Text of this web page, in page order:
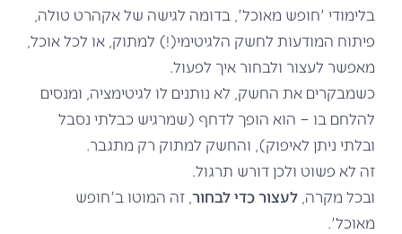
בלימודי 'חופש מאוכל', בדומה לגישה של אקהרט טולה,
פיתוח המודעות לחשק הלגיטימי(!) למתוק, או לכל אוכל,
מאפשר לעצור ולבחור איך לפעול.
כשמבקרים את החשק, לא נותנים לו לגיטימציה, ומנסים
להלחם בו – הוא הופך לדחף (שמרגיש כבלתי נסבל
ובלתי ניתן לאיפוק), והחשק למתוק רק מתגבר.
זה לא פשוט ולכן דורש תרגול.
ובכל מקרה, לעצור כדי לבחור , זה המוטו ב'חופש
מאוכל'.